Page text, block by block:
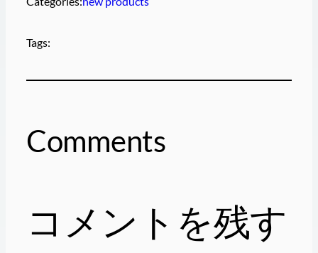
Tags:
Comments
コメントを残す